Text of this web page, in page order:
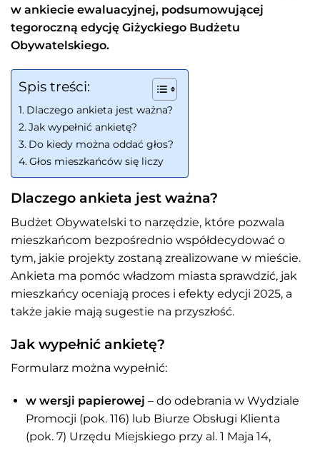
w ankiecie ewaluacyjnej, podsumowującej
tegoroczną edycję Giżyckiego Budżetu
Obywatelskiego.
Spis treści:
Dlaczego ankieta jest ważna?
Jak wypełnić ankietę?
Do kiedy można oddać głos?
Głos mieszkańców się liczy
Dlaczego ankieta jest ważna?
Budżet Obywatelski to narzędzie, które pozwala
mieszkańcom bezpośrednio współdecydować o
tym, jakie projekty zostaną zrealizowane w mieście.
Ankieta ma pomóc władzom miasta sprawdzić, jak
mieszkańcy oceniają proces i efekty edycji 2025, a
także jakie mają sugestie na przyszłość.
Jak wypełnić ankietę?
Formularz można wypełnić:
w wersji papierowej – do odebrania w Wydziale
Promocji (pok. 116) lub Biurze Obsługi Klienta
(pok. 7) Urzędu Miejskiego przy al. 1 Maja 14,